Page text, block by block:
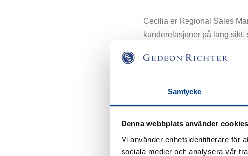
Samtycke
Denna webbplats använder cookies
Vi använder enhetsidentifierare för
sociala medier och analysera vår
Cecilia er Regional Sales
kunderelasjoner på lang
Cecilia liker å reise, ikke
glad i å være ute i naturen, og